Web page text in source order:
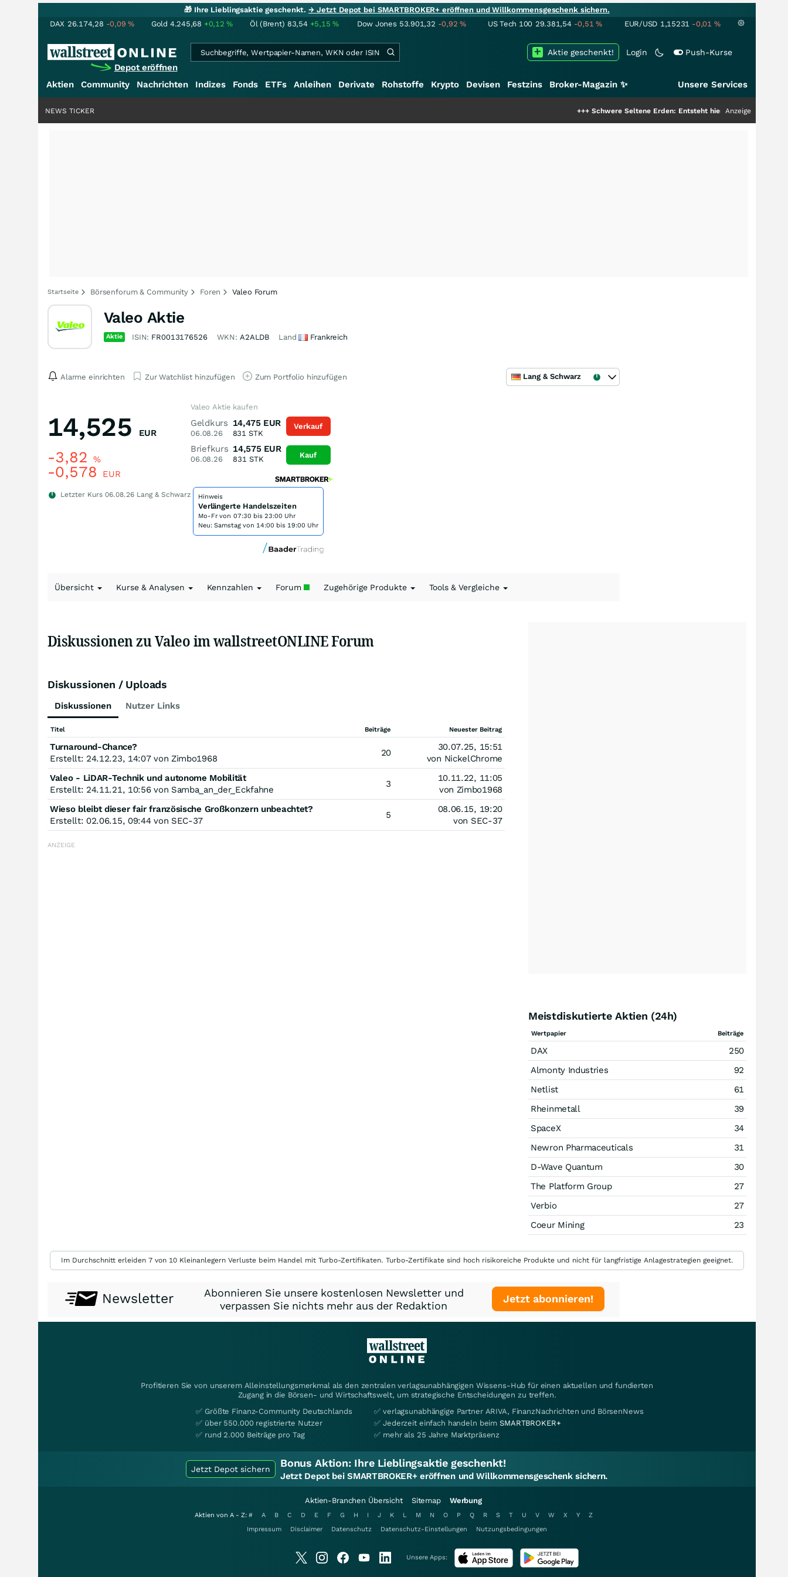
🎁 Ihre Lieblingsaktie geschenkt.→ Jetzt Depot bei SMARTBROKER+ eröffnen und Willkommensgeschenk sichern.
DAX 26.174,28 -0,09% Gold 4.245,68 +0,12% Öl (Brent) 83,54 +5,15% Dow Jones 53.901,32 -0,92% US Tech 100 29.381,54 -0,51% EUR/USD 1,15231 -0,01 %
Depot eröffnen
Login Push-Kurse
Aktie geschenkt!
Aktien Community Nachrichten Indizes Fonds ETFs Anleihen Derivate Rohstoffe Krypto Devisen Festzins Broker-Magazin ✨ Unsere Services
Schwere Seltene Erden: Entsteht hier die nächste
Anzeige
NEWS TICKER
Startseite Börsenforum & Community Foren Valeo Forum
Valeo Aktie
Aktie ISIN: FR0013176526 WKN: A2ALDB Land Frankreich
Alarme einrichten Zur Watchlist hinzufügen Zum Portfolio hinzufügen Lang & Schwarz
14,525 EUR
-3,82 %
-0,578 EUR
Letzter Kurs 06.08.26 Lang & Schwarz
Valeo Aktie kaufen
Geldkurs
06.08.26
14,475 EUR
831 STK
Briefkurs
06.08.26
14,575 EUR
831 STK
Verkauf
Kauf
Hinweis
Verlängerte Handelszeiten
Mo-Fr von 07:30 bis 23:00 Uhr
Neu: Samstag von 14:00 bis 19:00 Uhr
Übersicht Kurse & Analysen Kennzahlen Forum Zugehörige Produkte Tools & Vergleiche
Diskussionen zu Valeo im wallstreetONLINE Forum
Diskussionen / Uploads
Diskussionen Nutzer Links
Titel Beiträge Neuester Beitrag
Turnaround-Chance?
Erstellt: 24.12.23, 14:07 von Zimbo1968
20
30.07.25, 15:51
von NickelChrome
Valeo - LiDAR-Technik und autonome Mobilität
Erstellt: 24.11.21, 10:56 von Samba_an_der_Eckfahne
3
10.11.22, 11:05
von Zimbo1968
Wieso bleibt dieser fair französische Großkonzern unbeachtet?
Erstellt: 02.06.15, 09:44 von SEC-37
5
08.06.15, 19:20
von SEC-37
Meistdiskutierte Aktien (24h)
Wertpapier Beiträge
DAX
250
Almonty Industries
92
Netlist
61
Rheinmetall
39
SpaceX
34
Newron Pharmaceuticals
31
D-Wave Quantum
30
The Platform Group
27
Verbio
27
Coeur Mining
23
Im Durchschnitt erleiden 7 von 10 Kleinanlegern Verluste beim Handel mit Turbo-Zertifikaten. Turbo-Zertifikate sind hoch risikoreiche Produkte und nicht für langfristige Anlagestrategien geeignet.
Newsletter
Abonnieren Sie unsere kostenlosen Newsletter und
verpassen Sie nichts mehr aus der Redaktion
Jetzt abonnieren!
Profitieren Sie von unserem Alleinstellungsmerkmal als den zentralen verlagsunabhängigen Wissens-Hub für einen aktuellen und fundierten
Zugang in die Börsen- und Wirtschaftswelt, um strategische Entscheidungen zu treffen.
✅ Größte Finanz-Community Deutschlands
✅ über 550.000 registrierte Nutzer
✅ rund 2.000 Beiträge pro Tag
✅ verlagsunabhängige Partner ARIVA, FinanzNachrichten und BörsenNews
✅ Jederzeit einfach handeln beimSMARTBROKER+
✅ mehr als 25 Jahre Marktpräsenz
Jetzt Depot sichern Bonus Aktion: Ihre Lieblingsaktie geschenkt!
Jetzt Depot bei SMARTBROKER+ eröffnen und Willkommensgeschenk sichern.
Aktien-Branchen Übersicht Sitemap Werbung
Aktien von A - Z: # A B C D E F G H I J K L M N O P Q R S T U V W X Y
Z
Impressum
Disclaimer Datenschutz Datenschutz-Einstellungen Nutzungsbedingungen
Unsere Apps: